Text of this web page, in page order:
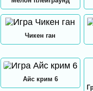
Чикен ган
Айс крим 6